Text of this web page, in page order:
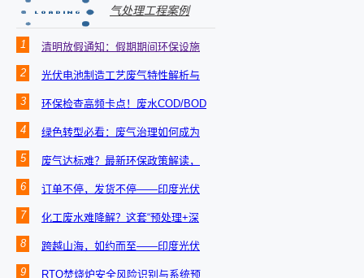
气处理工程案例
1
清明放假通知：假期期间环保设施
安全管理温馨提示
2
光伏电池制造工艺废气特性解析与
定制化处理方案
3
环保检查高频卡点！废水COD/BOD
达标难？一文读懂合规排放要点
4
绿色转型必看：废气治理如何成为
企业升级的新引擎
5
废气达标难？最新环保政策解读，
一文读懂合规排放核心要点
6
订单不停，发货不停——印度光伏
项目废气治理设备持续发运中
7
化工废水难降解？这套“预处理+深
度净化”工艺实现稳定达标
8
跨越山海，如约而至——印度光伏
项目废气处理设备顺利运抵现场
9
RTO焚烧炉安全风险识别与系统预